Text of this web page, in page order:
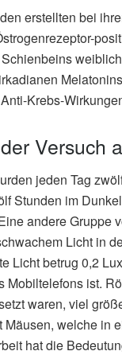
erstellten bei
Krebs-
Versuch
jeden Tag
Stunden im
andere Gruppe
Licht in
Licht betrug 0,2
Mobiltelefons ist.
waren, viel
Mäusen, welche in
hat die